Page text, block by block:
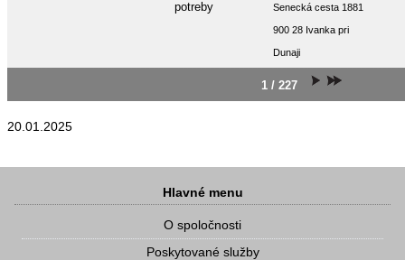
potreby
Senecká cesta 1881
900 28 Ivanka pri
Dunaji
1 / 227
20.01.2025
Hlavné menu
O spoločnosti
Poskytované služby